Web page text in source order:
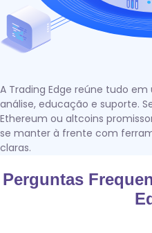
A Trading Edge reúne tudo
análise, educação e suporte.
Ethereum ou altcoins
se manter à frente com
claras.
Perguntas